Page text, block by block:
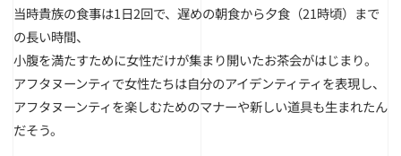
当時貴族の食事は1日2回で、遅めの朝食から夕食（21時頃）まで
の長い時間、
小腹を満たすために女性だけが集まり開いたお茶会がはじまり。
アフタヌーンティで女性たちは自分のアイデンティティを表現し、
アフタヌーンティを楽しむためのマナーや新しい道具も生まれたん
だそう。